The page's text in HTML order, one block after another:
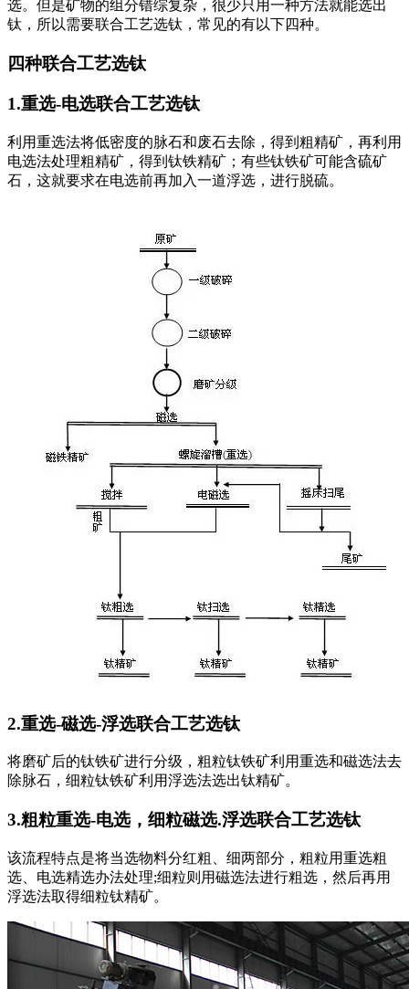
选。但是矿物的组分错综复杂，很少只用一种方法就能选出
钛，所以需要联合工艺选钛，常见的有以下四种。
四种联合工艺选钛
1.重选-电选联合工艺选钛
利用重选法将低密度的脉石和废石去除，得到粗精矿，再利用
电选法处理粗精矿，得到钛铁精矿；有些钛铁矿可能含硫矿
石，这就要求在电选前再加入一道浮选，进行脱硫。
2.重选-磁选-浮选联合工艺选钛
将磨矿后的钛铁矿进行分级，粗粒钛铁矿利用重选和磁选法去
除脉石，细粒钛铁矿利用浮选法选出钛精矿。
3.粗粒重选-电选，细粒磁选.浮选联合工艺选钛
该流程特点是将当选物料分红粗、细两部分，粗粒用重选粗
选、电选精选办法处理;细粒则用磁选法进行粗选，然后再用
浮选法取得细粒钛精矿。